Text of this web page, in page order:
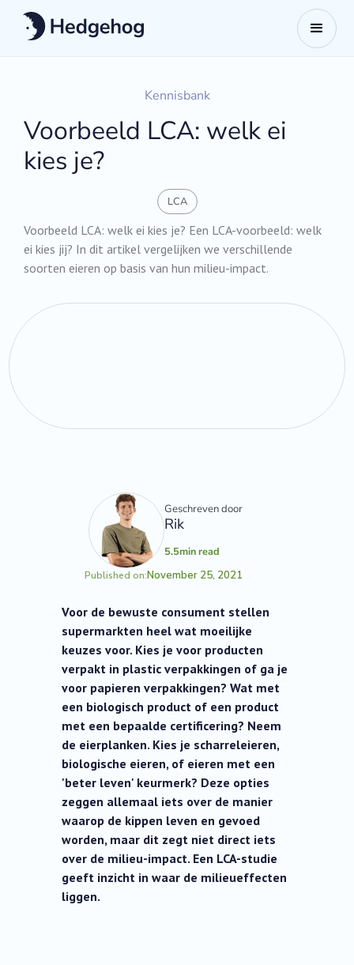
Kennisbank
Voorbeeld LCA: welk ei
kies je?
LCA
Voorbeeld LCA: welk ei kies je? Een LCA-voorbeeld: welk
ei kies jij? In dit artikel vergelijken we verschillende
soorten eieren op basis van hun milieu-impact.
Geschreven door
Rik
5.5min read
Published on:November 25, 2021
Voor de bewuste consument stellen
supermarkten heel wat moeilijke
keuzes voor. Kies je voor producten
verpakt in plastic verpakkingen of ga je
voor papieren verpakkingen? Wat met
een biologisch product of een product
met een bepaalde certificering? Neem
de eierplanken. Kies je scharreleieren,
biologische eieren, of eieren met een
'beter leven' keurmerk? Deze opties
zeggen allemaal iets over de manier
waarop de kippen leven en gevoed
worden, maar dit zegt niet direct iets
over de milieu-impact. Een LCA-studie
geeft inzicht in waar de milieueffecten
liggen.